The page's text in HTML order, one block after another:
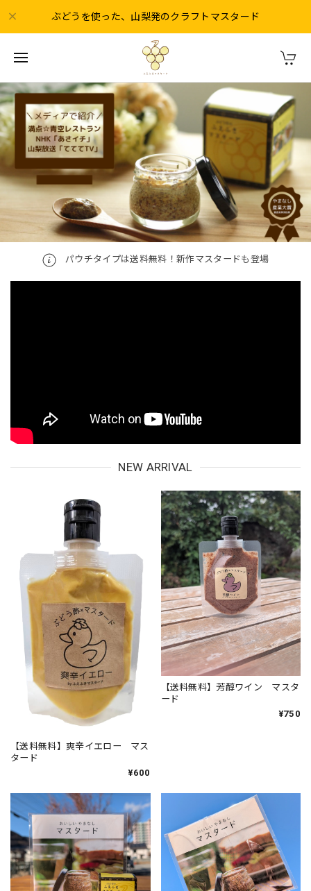
ぶどうを使った、山梨発のクラフトマスタード
パウチタイプは送料無料！新作マスタードも登場
NEW ARRIVAL
【送料無料】爽辛イエロー マス
タード
¥600
【送料無料】芳醇ワイン マスタ
ード
¥750